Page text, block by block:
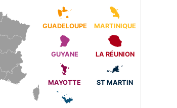
GUADELOUPE MARTINIQUE
GUYANE LA RÉUNION
MAYOTTE ST MARTIN